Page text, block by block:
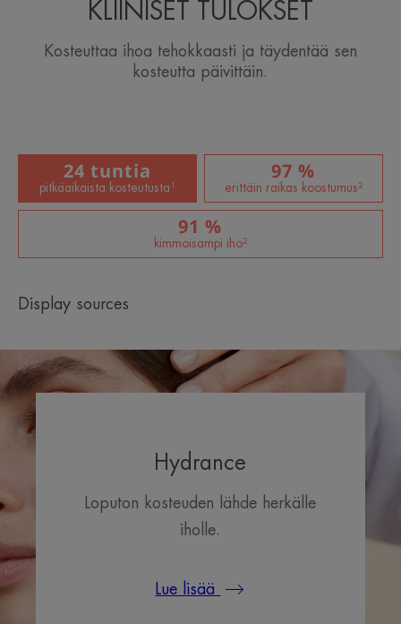
KLIINISET TULOKSET
Kosteuttaa ihoa tehokkaasti ja täydentää sen
kosteutta päivittäin.
24 tuntia
pitkäaikaista kosteutusta¹
97 %
erittäin raikas koostumus²
91 %
kimmoisampi iho²
Display sources
Hydrance
Loputon kosteuden lähde herkälle
iholle.
Lue lisää